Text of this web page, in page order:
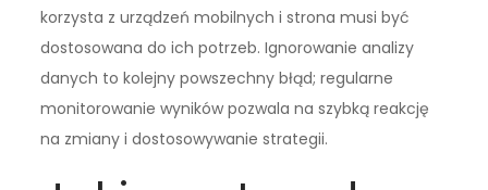
korzysta z urządzeń mobilnych i strona musi być
dostosowana do ich potrzeb. Ignorowanie analizy
danych to kolejny powszechny błąd; regularne
monitorowanie wyników pozwala na szybką reakcję
na zmiany i dostosowywanie strategii.